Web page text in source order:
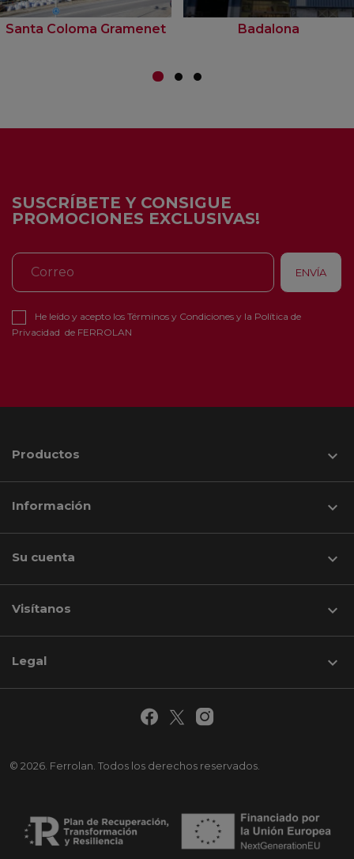
Santa Coloma Gramenet Badalona
SUSCRÍBETE Y CONSIGUE
PROMOCIONES EXCLUSIVAS!
He leído y acepto los Términos y Condiciones y la Política de
Privacidad de FERROLAN
Productos 
Información 
Su cuenta 
Visítanos keyboard_arrow_down
© 2026. Ferrolan. Todos los derechos reservados.
Legal 